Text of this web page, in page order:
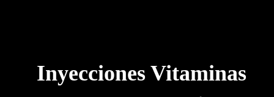
Inyecciones Vitaminas